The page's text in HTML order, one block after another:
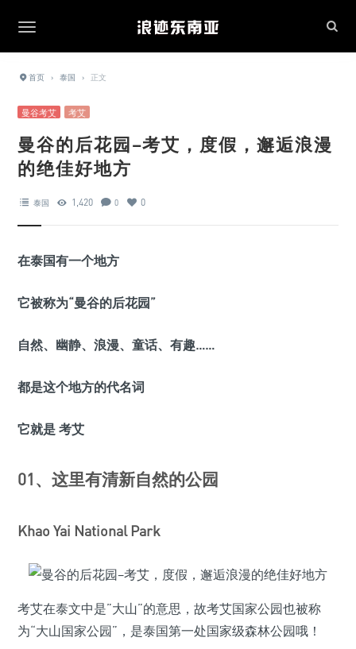
首页 › 泰国 › 正文
曼谷考艾 考艾
曼谷的后花园–考艾，度假，邂逅浪漫
的绝佳好地方
泰国 1,420 0 0
在泰国有一个地方
它被称为“曼谷的后花园”
自然、幽静、浪漫、童话、有趣……
都是这个地方的代名词
它就是 考艾
01、这里有清新自然的公园
Khao Yai National Park
考艾在泰文中是”大山”的意思，故考艾国家公园也被称
为“大山国家公园”，是泰国第一处国家级森林公园哦！